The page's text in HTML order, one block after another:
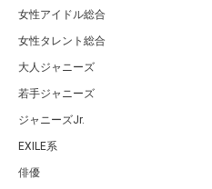
女性アイドル総合
女性タレント総合
大人ジャニーズ
若手ジャニーズ
ジャニーズJr.
EXILE系
俳優